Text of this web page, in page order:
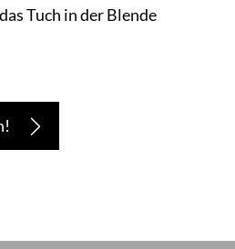
Tuch in der Blende